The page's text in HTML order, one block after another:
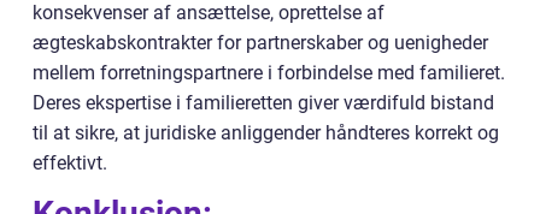
konsekvenser af ansættelse, oprettelse af
ægteskabskontrakter for partnerskaber og uenigheder
mellem forretningspartnere i forbindelse med familieret.
Deres ekspertise i familieretten giver værdifuld bistand
til at sikre, at juridiske anliggender håndteres korrekt og
effektivt.